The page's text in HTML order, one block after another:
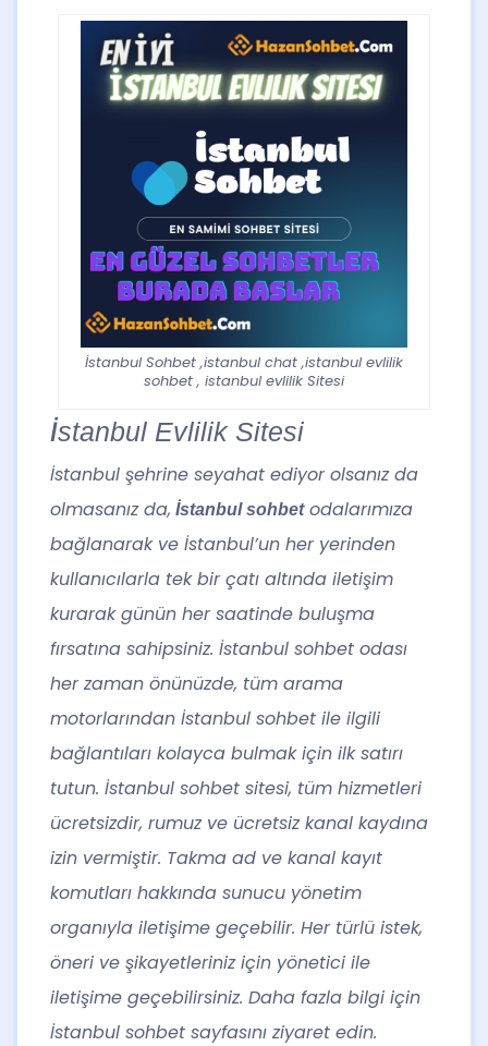
İstanbul Sohbet ,istanbul chat ,istanbul evlilik
sohbet , istanbul evlilik Sitesi
İstanbul Evlilik Sitesi
İstanbul şehrine seyahat ediyor olsanız da
olmasanız da, İstanbul sohbetodalarımıza
bağlanarak ve İstanbul’un her yerinden
kullanıcılarla tek bir çatı altında iletişim
kurarak günün her saatinde buluşma
fırsatına sahipsiniz. İstanbul sohbet odası
her zaman önünüzde, tüm arama
motorlarından İstanbul sohbet ile ilgili
bağlantıları kolayca bulmak için ilk satırı
tutun. İstanbul sohbet sitesi, tüm hizmetleri
ücretsizdir, rumuz ve ücretsiz kanal kaydına
izin vermiştir. Takma ad ve kanal kayıt
komutları hakkında sunucu yönetim
organıyla iletişime geçebilir. Her türlü istek,
öneri ve şikayetleriniz için yönetici ile
iletişime geçebilirsiniz. Daha fazla bilgi için
İstanbul sohbet sayfasını ziyaret edin.